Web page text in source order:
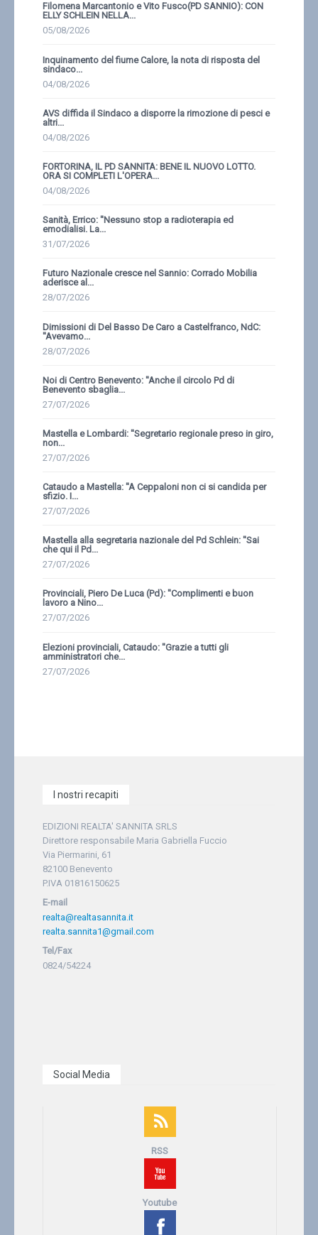
Filomena Marcantonio e Vito Fusco(PD SANNIO): CON
ELLY SCHLEIN NELLA...
05/08/2026
Inquinamento del fiume Calore, la nota di risposta del
sindaco...
04/08/2026
AVS diffida il Sindaco a disporre la rimozione di pesci e
altri...
04/08/2026
FORTORINA, IL PD SANNITA: BENE IL NUOVO LOTTO.
ORA SI COMPLETI L'OPERA...
04/08/2026
Sanità, Errico: ''Nessuno stop a radioterapia ed
emodialisi. La...
31/07/2026
Futuro Nazionale cresce nel Sannio: Corrado Mobilia
aderisce al...
28/07/2026
Dimissioni di Del Basso De Caro a Castelfranco, NdC:
''Avevamo...
28/07/2026
Noi di Centro Benevento: ''Anche il circolo Pd di
Benevento sbaglia...
27/07/2026
Mastella e Lombardi: ''Segretario regionale preso in giro,
non...
27/07/2026
Cataudo a Mastella: ''A Ceppaloni non ci si candida per
sfizio. I...
27/07/2026
Mastella alla segretaria nazionale del Pd Schlein: ''Sai
che qui il Pd...
27/07/2026
Provinciali, Piero De Luca (Pd): ''Complimenti e buon
lavoro a Nino...
27/07/2026
Elezioni provinciali, Cataudo: ''Grazie a tutti gli
amministratori che...
27/07/2026
I nostri recapiti
EDIZIONI REALTA' SANNITA SRLS
Direttore responsabile Maria Gabriella Fuccio
Via Piermarini, 61
82100 Benevento
P.IVA 01816150625
E-mail
realta@realtasannita.it
realta.sannita1@gmail.com
Tel/Fax
0824/54224
Social Media
RSS
Youtube